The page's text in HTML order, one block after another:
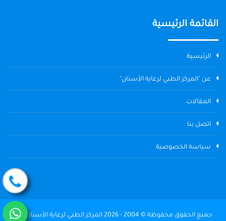
القائمة الرئيسية
الرئيسية
عن "المركز الطبي لرعاية الأسنان"
المقالات
اتصل بنا
سياسة الخصوصية
جميع الحقوق محفوظة © 2004 - 2026 المركز الطبي لرعاية الأسنان The